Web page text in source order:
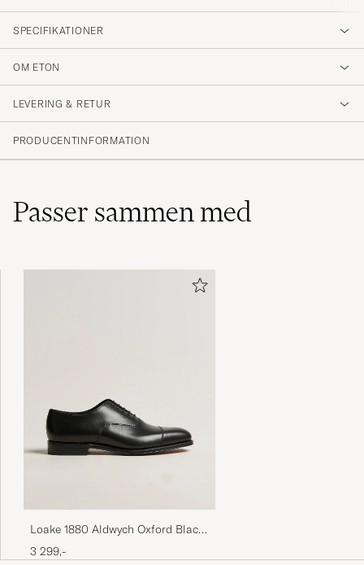
SPECIFIKATIONER
OM ETON
LEVERING & RETUR
PRODUCENTINFORMATION
Passer sammen med
Loake 1880 Aldwych Oxford Black
Calf
3 299,-